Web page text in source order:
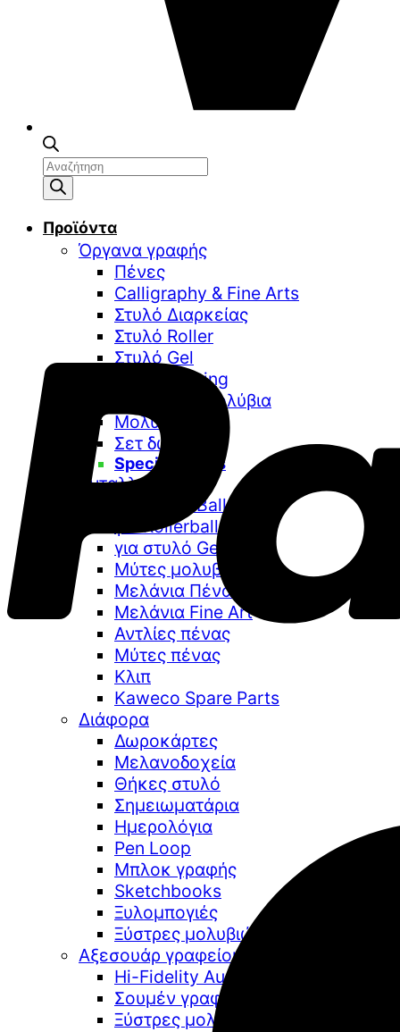
Αναζήτηση
προϊόντων
Προϊόντα
Όργανα γραφής
Πένες
Calligraphy & Fine Arts
Στυλό Διαρκείας
Στυλό Roller
Στυλό Gel
Digital Writing
Μηχανικά Μολύβια
Μολύβια
Σετ δώρου
Special Offers
Ανταλλακτικά
για στυλό Ballpoint
για Rollerball
για στυλό Gel
Μύτες μολυβιών
Μελάνια Πένας
Μελάνια Fine Art
Αντλίες πένας
Μύτες πένας
Κλιπ
Kaweco Spare Parts
Διάφορα
Δωροκάρτες
Μελανοδοχεία
Θήκες στυλό
Σημειωματάρια
Ημερολόγια
Pen Loop
Μπλοκ γραφής
Sketchbooks
Ξυλομπογιές
Ξύστρες μολυβιών
Αξεσουάρ γραφείου
Hi-Fidelity Audio
Σουμέν γραφείου
Ξύστρες μολυβιών επιτραπέζιες